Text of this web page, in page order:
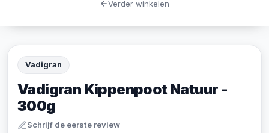
Vadigran
Vadigran Kippenpoot Natuur -
300g
Schrijf de eerste review
Verder winkelen